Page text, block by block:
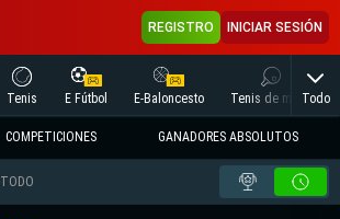
REGISTRO INICIAR SESIÓN
Tenis E Fútbol E-Baloncesto Tenis de mesaTodo
COMPETICIONES GANADORES ABSOLUTOS
TODO